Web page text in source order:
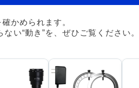
かめられます。
い“動き”を、ぜひご覧ください。